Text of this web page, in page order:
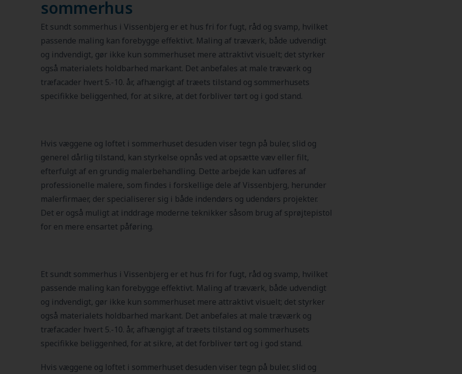
sommerhus
Et sundt sommerhus i Vissenbjerg er et hus fri for fugt, råd og svamp, hvilket
passende maling kan forebygge effektivt. Maling af træværk, både udvendigt
og indvendigt, gør ikke kun sommerhuset mere attraktivt visuelt; det styrker
også materialets holdbarhed markant. Det anbefales at male træværk og
træfacader hvert 5.-10. år, afhængigt af træets tilstand og sommerhusets
specifikke beliggenhed, for at sikre, at det forbliver tørt og i god stand.
Hvis væggene og loftet i sommerhuset desuden viser tegn på buler, slid og
generel dårlig tilstand, kan styrkelse opnås ved at opsætte væv eller filt,
efterfulgt af en grundig malerbehandling. Dette arbejde kan udføres af
professionelle malere, som findes i forskellige dele af Vissenbjerg, herunder
malerfirmaer, der specialiserer sig i både indendørs og udendørs projekter.
Det er også muligt at inddrage moderne teknikker såsom brug af sprøjtepistol
for en mere ensartet påføring.
Et sundt sommerhus i Vissenbjerg er et hus fri for fugt, råd og svamp, hvilket
passende maling kan forebygge effektivt. Maling af træværk, både udvendigt
og indvendigt, gør ikke kun sommerhuset mere attraktivt visuelt; det styrker
også materialets holdbarhed markant. Det anbefales at male træværk og
træfacader hvert 5.-10. år, afhængigt af træets tilstand og sommerhusets
specifikke beliggenhed, for at sikre, at det forbliver tørt og i god stand.
Hvis væggene og loftet i sommerhuset desuden viser tegn på buler, slid og